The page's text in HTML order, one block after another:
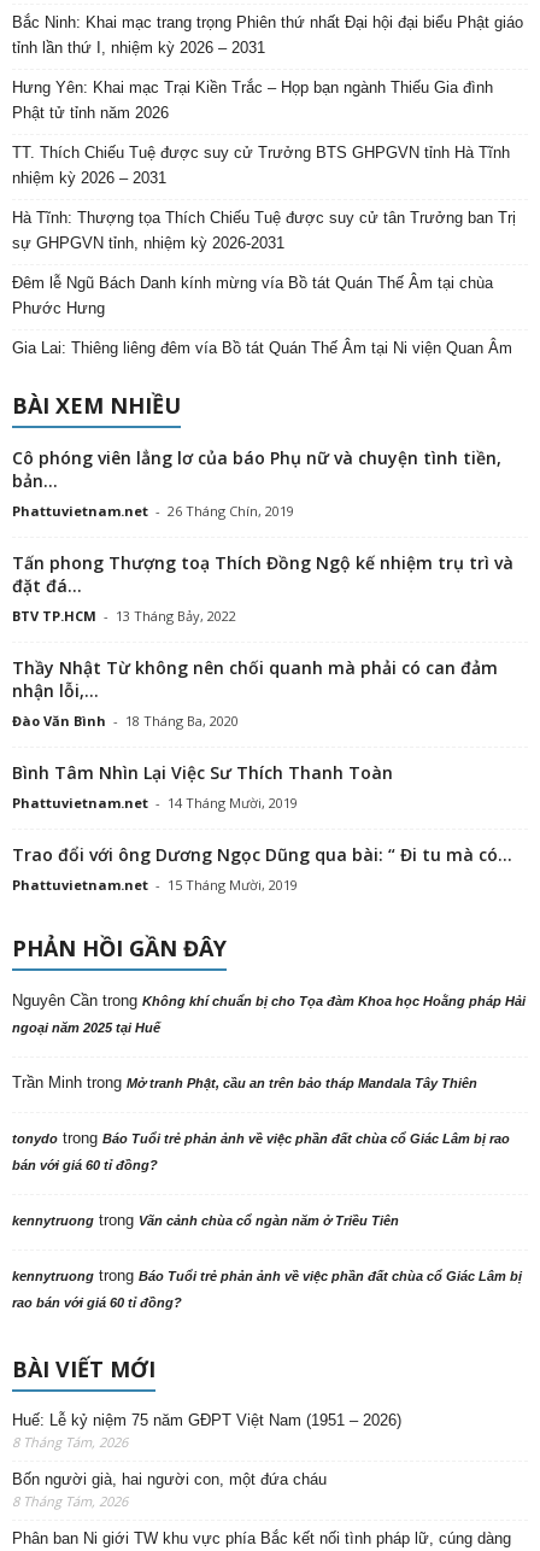
Bắc Ninh: Khai mạc trang trọng Phiên thứ nhất Đại hội đại biểu Phật giáo
tỉnh lần thứ I, nhiệm kỳ 2026 – 2031
Hưng Yên: Khai mạc Trại Kiền Trắc – Họp bạn ngành Thiếu Gia đình
Phật tử tỉnh năm 2026
TT. Thích Chiếu Tuệ được suy cử Trưởng BTS GHPGVN tỉnh Hà Tĩnh
nhiệm kỳ 2026 – 2031
Hà Tĩnh: Thượng tọa Thích Chiếu Tuệ được suy cử tân Trưởng ban Trị
sự GHPGVN tỉnh, nhiệm kỳ 2026-2031
Đêm lễ Ngũ Bách Danh kính mừng vía Bồ tát Quán Thế Âm tại chùa
Phước Hưng
Gia Lai: Thiêng liêng đêm vía Bồ tát Quán Thế Âm tại Ni viện Quan Âm
BÀI XEM NHIỀU
Cô phóng viên lẳng lơ của báo Phụ nữ và chuyện tình tiền,
bản...
Phattuvietnam.net - 26 Tháng Chín, 2019
Tấn phong Thượng toạ Thích Đồng Ngộ kế nhiệm trụ trì và
đặt đá...
BTV TP.HCM - 13 Tháng Bảy, 2022
Thầy Nhật Từ không nên chối quanh mà phải có can đảm
nhận lỗi,...
Đào Văn Bình - 18 Tháng Ba, 2020
Bình Tâm Nhìn Lại Việc Sư Thích Thanh Toàn
Phattuvietnam.net - 14 Tháng Mười, 2019
Trao đổi với ông Dương Ngọc Dũng qua bài: “ Đi tu mà có...
Phattuvietnam.net - 15 Tháng Mười, 2019
PHẢN HỒI GẦN ĐÂY
Nguyên Cần trong Không khí chuẩn bị cho Tọa đàm Khoa học Hoằng pháp Hải
ngoại năm 2025 tại Huế
Trần Minh trong Mở tranh Phật, cầu an trên bảo tháp Mandala Tây Thiên
tonydo trong Báo Tuổi trẻ phản ảnh về việc phần đất chùa cổ Giác Lâm bị rao
bán với giá 60 tỉ đồng?
kennytruong trong Vãn cảnh chùa cổ ngàn năm ở Triều Tiên
kennytruong trong Báo Tuổi trẻ phản ảnh về việc phần đất chùa cổ Giác Lâm bị
rao bán với giá 60 tỉ đồng?
BÀI VIẾT MỚI
Huế: Lễ kỷ niệm 75 năm GĐPT Việt Nam (1951 – 2026)
8 Tháng Tám, 2026
Bốn người già, hai người con, một đứa cháu
8 Tháng Tám, 2026
Phân ban Ni giới TW khu vực phía Bắc kết nối tình pháp lữ, cúng dàng